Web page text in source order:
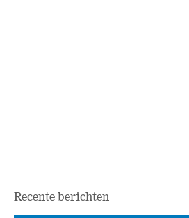
Recente berichten